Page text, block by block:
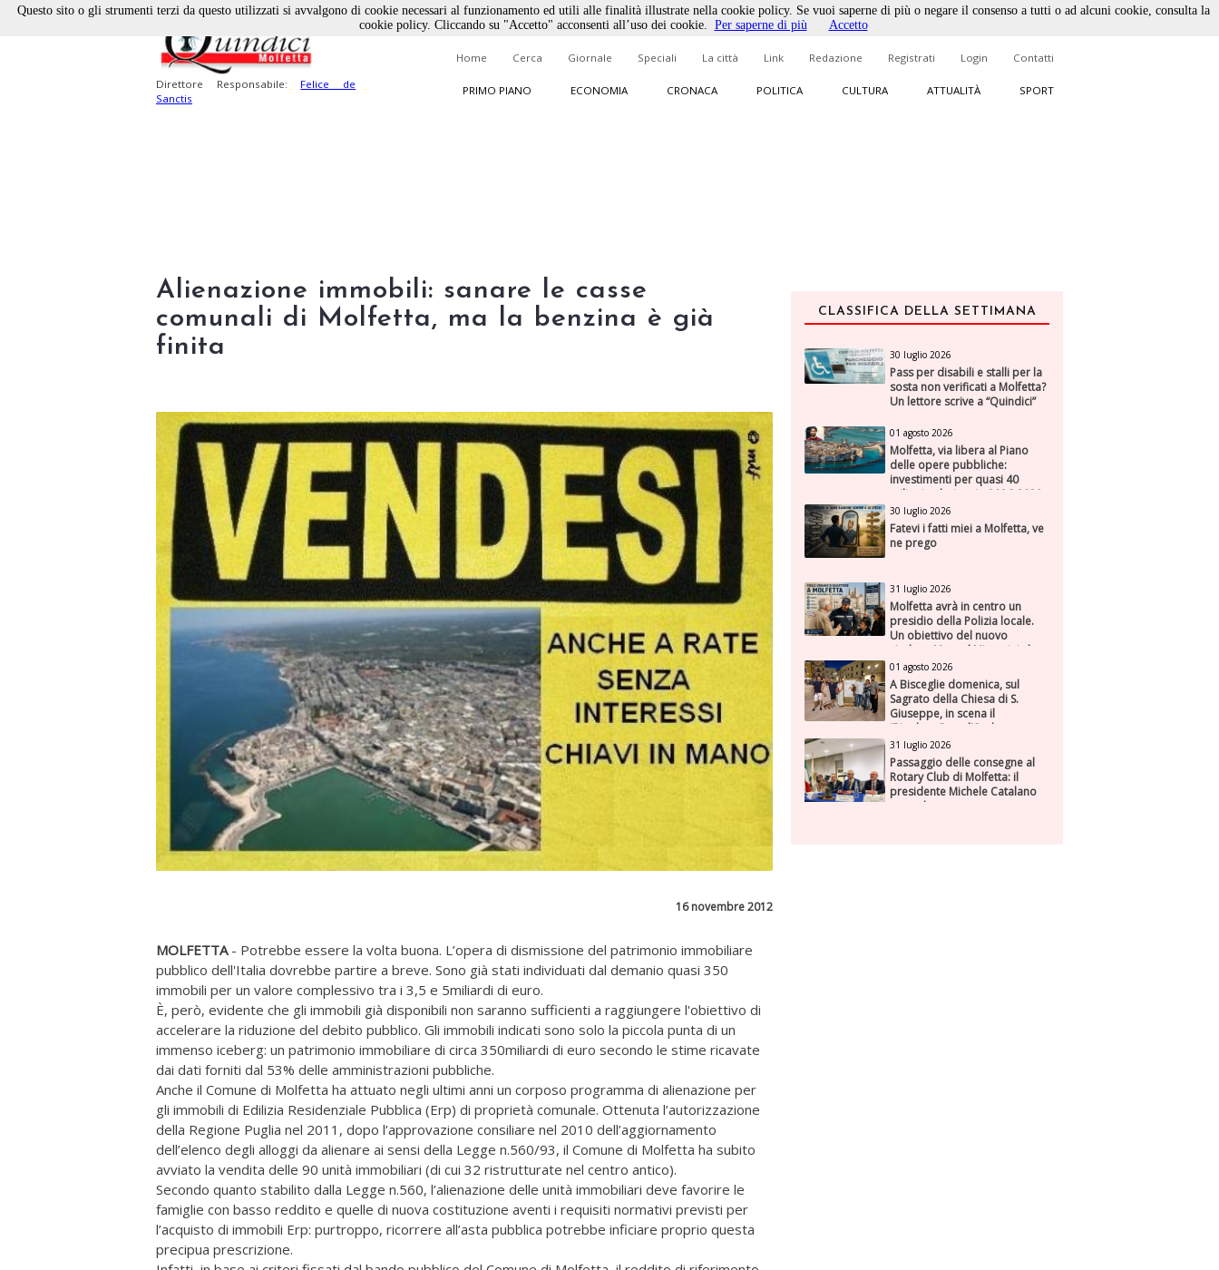
Direttore Responsabile: Felice de
Sanctis
Home Cerca Giornale Speciali La città Link Redazione Registrati Login Contatti
PRIMO PIANO ECONOMIA CRONACA POLITICA CULTURA ATTUALITÀ SPORT
Alienazione immobili: sanare le casse
comunali di Molfetta, ma la benzina è già
finita
16 novembre 2012
MOLFETTA - Potrebbe essere la volta buona. L’opera di dismissione del patrimonio immobiliare
pubblico dell'Italia dovrebbe partire a breve. Sono già stati individuati dal demanio quasi 350
immobili per un valore complessivo tra i 3,5 e 5miliardi di euro.
È, però, evidente che gli immobili già disponibili non saranno sufficienti a raggiungere l'obiettivo di
accelerare la riduzione del debito pubblico. Gli immobili indicati sono solo la piccola punta di un
immenso iceberg: un patrimonio immobiliare di circa 350miliardi di euro secondo le stime ricavate
dai dati forniti dal 53% delle amministrazioni pubbliche.
Anche il Comune di Molfetta ha attuato negli ultimi anni un corposo programma di alienazione per
gli immobili di Edilizia Residenziale Pubblica (Erp) di proprietà comunale. Ottenuta l’autorizzazione
della Regione Puglia nel 2011, dopo l’approvazione consiliare nel 2010 dell’aggiornamento
dell’elenco degli alloggi da alienare ai sensi della Legge n.560/93, il Comune di Molfetta ha subito
avviato la vendita delle 90 unità immobiliari (di cui 32 ristrutturate nel centro antico).
Secondo quanto stabilito dalla Legge n.560, l’alienazione delle unità immobiliari deve favorire le
famiglie con basso reddito e quelle di nuova costituzione aventi i requisiti normativi previsti per
l’acquisto di immobili Erp: purtroppo, ricorrere all’asta pubblica potrebbe inficiare proprio questa
precipua prescrizione.
CLASSIFICA DELLA SETTIMANA
30 luglio 2026
Pass per disabili e stalli per la
sosta non verificati a Molfetta?
Un lettore scrive a “Quindici”
01 agosto 2026
Molfetta, via libera al Piano
delle opere pubbliche:
investimenti per quasi 40
milioni nel triennio 2026-2028
30 luglio 2026
Fatevi i fatti miei a Molfetta, ve
ne prego
31 luglio 2026
Molfetta avrà in centro un
presidio della Polizia locale.
Un obiettivo del nuovo
sindaco Manuel Minervini che
diviene realtà, con la speranza
di maggiore efficienza e
presenza sul territorio
01 agosto 2026
A Bisceglie domenica, sul
Sagrato della Chiesa di S.
Giuseppe, in scena il
“Rigoletto” con l’Orchestra
Sinfonica Federiciana
31 luglio 2026
Passaggio delle consegne al
Rotary Club di Molfetta: il
presidente Michele Catalano
succede a se stesso
Questo sito o gli strumenti terzi da questo utilizzati si avvalgono di cookie necessari al funzionamento ed utili alle finalità illustrate nella cookie policy. Se vuoi saperne di più o negare il consenso a tutti o ad alcuni cookie, consulta la
cookie policy. Cliccando su "Accetto" acconsenti all’uso dei cookie. Per saperne di più Accetto